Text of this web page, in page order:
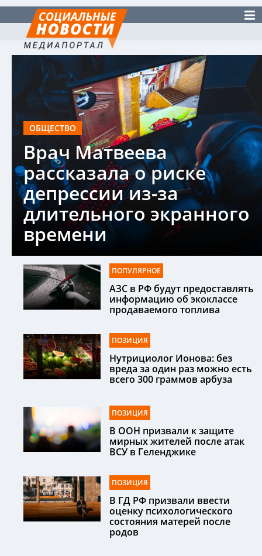
ОБЩЕСТВО
Врач Матвеева
рассказала о риске
депрессии из-за
длительного экранного
времени
ПОПУЛЯРНОЕ
АЗС в РФ будут предоставлять
информацию об экоклассе
продаваемого топлива
ПОЗИЦИЯ
Нутрициолог Ионова: без
вреда за один раз можно есть
всего 300 граммов арбуза
ПОЗИЦИЯ
В ООН призвали к защите
мирных жителей после атак
ВСУ в Геленджике
ПОЗИЦИЯ
В ГД РФ призвали ввести
оценку психологического
состояния матерей после
родов